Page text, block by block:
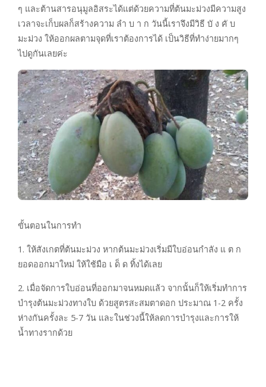
ๆ และต้านสารอนุมูลอิสระได้แต่ด้วยความที่ต้นมะม่วงมีความสูง
เวลาจะเก็บผลก็สร้างความ ลำ บ า ก วันนี้เราจึงมีวิธี บั ง คั บ
มะม่วง ให้ออกผลตามจุดที่เราต้องการได้ เป็นวิธีที่ทำง่ายมากๆ
ไปดูกันเลยค่ะ
ขั้นตอนในการทำ
1. ให้สังเกตที่ต้นมะม่วง หากต้นมะม่วงเริ่มมีใบอ่อนกำลัง แ ต ก
ยอดออกมาใหม่ ให้ใช้มือ เ ด็ ด ทิ้งได้เลย
2. เมื่อจัดการใบอ่อนที่ออกมาจนหมดแล้ว จากนั้นก็ให้เริ่มทำการ
บำรุงต้นมะม่วงทางใบ ด้วยสูตรสะสมตาดอก ประมาณ 1-2 ครั้ง
ห่างกันครั้งละ 5-7 วัน และในช่วงนี้ให้ลดการบำรุงและการให้
น้ำทางรากด้วย